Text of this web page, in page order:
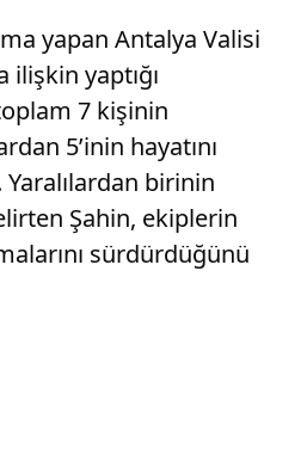
yapan Antalya Valisi
ilişkin yaptığı
7 kişinin
5’inin hayatını
birinin
Şahin, ekiplerin
sürdürdüğünü